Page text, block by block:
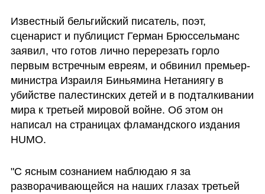
Известный бельгийский писатель, поэт,
сценарист и публицист Герман Брюссельманс
заявил, что готов лично перерезать горло
первым встречным евреям, и обвинил премьер-
министра Израиля Биньямина Нетаниягу в
убийстве палестинских детей и в подталкивании
мира к третьей мировой войне. Об этом он
написал на страницах фламандского издания
HUMO.
"С ясным сознанием наблюдаю я за
разворачивающейся на наших глазах третьей